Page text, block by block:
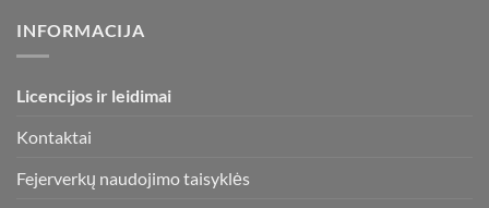
INFORMACIJA
Licencijos ir leidimai
Kontaktai
Fejerverkų naudojimo taisyklės